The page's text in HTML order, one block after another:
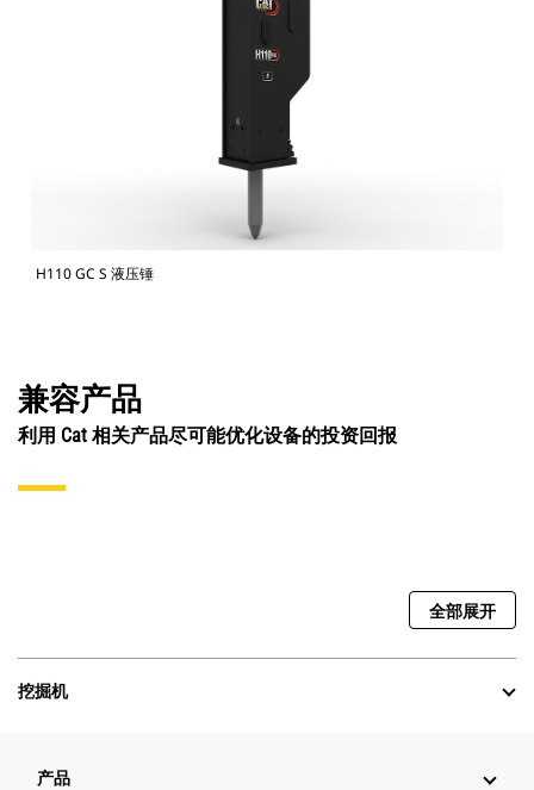
H110 GC S 液压锤
兼容产品
利用 Cat 相关产品尽可能优化设备的投资回报
全部展开
挖掘机
产品